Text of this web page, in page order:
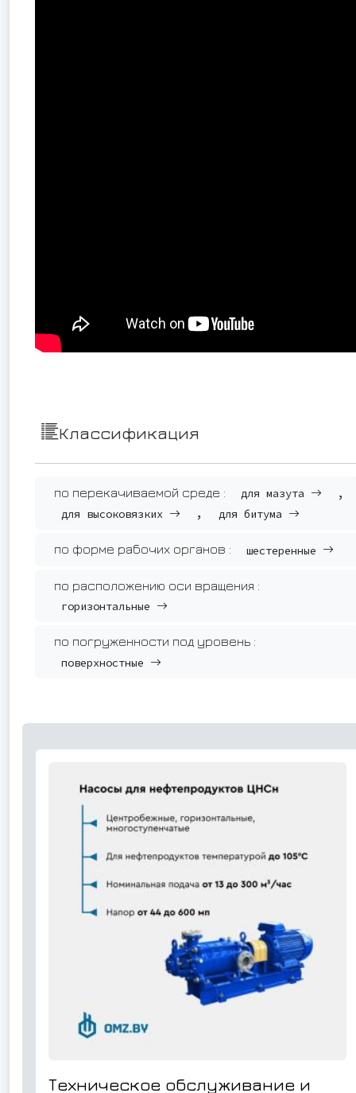
Классификация
по перекачиваемой среде : для мазута ,
для высоковязких , для битума
по форме рабочих органов : шестеренные
по расположению оси вращения :
горизонтальные
по погруженности под уровень :
поверхностные
Техническое обслуживание и